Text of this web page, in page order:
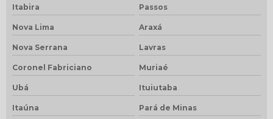
Itabira Passos
Nova Lima Araxá
Nova Serrana Lavras
Coronel Fabriciano Muriaé
Ubá Ituiutaba
Itaúna Pará de Minas